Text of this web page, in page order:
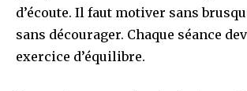
Rejoignez notre
d’abonnés
d’écoute. Il faut motiver sans
sans décourager. Chaque séance
exercice d’équilibre.